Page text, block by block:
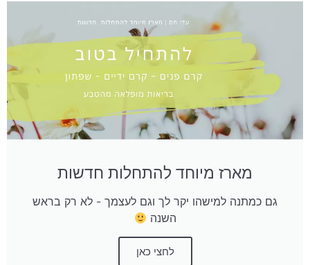
מארז מיוחד להתחלות חדשות
גם כמתנה למישהו יקר לך וגם לעצמך - לא רק בראש
השנה
לחצי כאן